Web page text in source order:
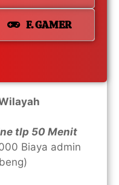
F. GAMER
tlp 50 Menit
Biaya admin